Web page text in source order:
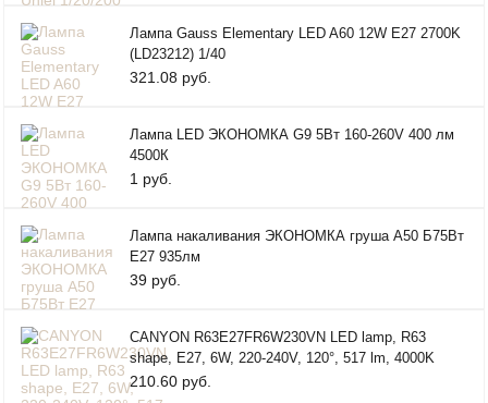
Лампа Gauss Elementary LED A60 12W E27 2700K
(LD23212) 1/40
321.08 руб.
Лампа LED ЭКОНОМКА G9 5Вт 160-260V 400 лм
4500К
1 руб.
Лампа накаливания ЭКОНОМКА груша А50 Б75Вт
Е27 935лм
39 руб.
CANYON R63E27FR6W230VN LED lamp, R63
shape, E27, 6W, 220-240V, 120°, 517 lm, 4000K
210.60 руб.